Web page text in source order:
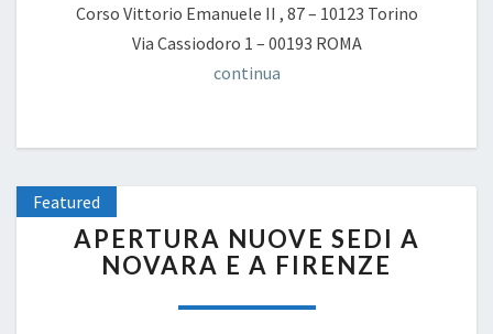
Corso Vittorio Emanuele II , 87 – 10123 Torino
Via Cassiodoro 1 – 00193 ROMA
continua
Featured
NUOVE
SEDI
NOVARA
APERTURA NUOVE SEDI A
NOVARA E A FIRENZE